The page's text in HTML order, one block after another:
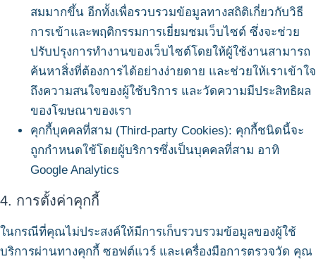
สมมากขึ้น อีกทั้งเพื่อรวบรวมข้อมูลทางสถิติเกี่ยวกับวิธี
การเข้าและพฤติกรรมการเยี่ยมชมเว็บไซต์ ซึ่งจะช่วย
ปรับปรุงการทำงานของเว็บไซต์โดยให้ผู้ใช้งานสามารถ
ค้นหาสิ่งที่ต้องการได้อย่างง่ายดาย และช่วยให้เราเข้าใจ
ถึงความสนใจของผู้ใช้บริการ และวัดความมีประสิทธิผล
ของโฆษณาของเรา
คุกกี้บุคคลที่สาม (Third-party Cookies): คุกกี้ชนิดนี้จะ
ถูกกำหนดใช้โดยผู้บริการซึ่งเป็นบุคคลที่สาม อาทิ
Google Analytics
4. การตั้งค่าคุกกี้
ในกรณีที่คุณไม่ประสงค์ให้มีการเก็บรวบรวมข้อมูลของผู้ใช้
บริการผ่านทางคุกกี้ ซอฟต์แวร์ และเครื่องมือการตรวจวัด คุณ